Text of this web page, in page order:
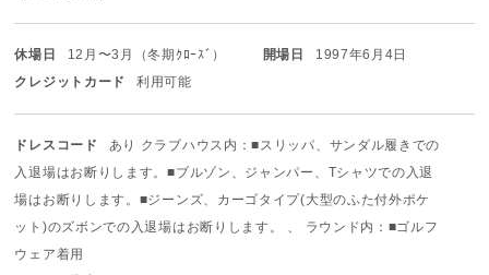
休場日 12月〜3月（冬期ｸﾛｰｽﾞ） 開場日
1997年6月4日
クレジットカード
利用可能
ドレスコード
あり クラブハウス内：■スリッパ、サンダル履きでの
入退場はお断りします。■ブルゾン、ジャンパー、Tシャツでの入退
場はお断りします。 ■ジーンズ、カーゴタイプ(大型のふた付外ポケ
ット)のズボンでの入退場はお断りします。 、 ラウンド内：■ゴルフ
ウェア着用